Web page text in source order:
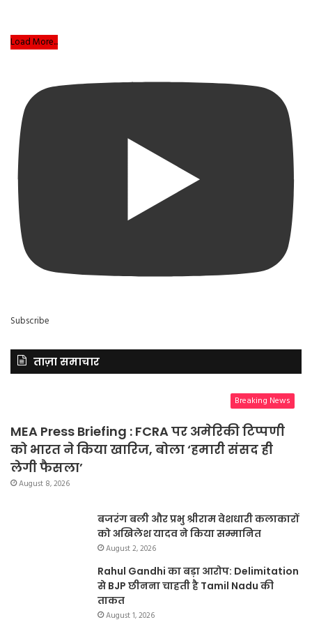
Load More...
Subscribe
ताज़ा समाचार
Breaking News
MEA Press Briefing : FCRA पर अमेरिकी टिप्पणी
को भारत ने किया खारिज, बोला ‘हमारी संसद ही
लेगी फैसला’
August 8, 2026
बजरंग बली और प्रभु श्रीराम वेशधारी कलाकारों
को अखिलेश यादव ने किया सम्मानित
August 2, 2026
Rahul Gandhi का बड़ा आरोप: Delimitation
से BJP छीनना चाहती है Tamil Nadu की
ताकत
August 1, 2026